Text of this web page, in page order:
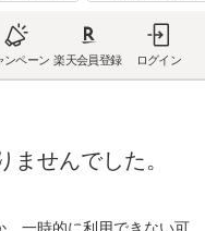
ンペーン 楽天会員登録 ログイン
ませんでした。
一時的に利用できない可